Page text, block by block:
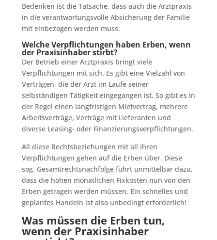
Bedenken ist die Tatsache, dass auch die Arztpraxis
in die verantwortungsvolle Absicherung der Familie
mit einbezogen werden muss.
Welche Verpflichtungen haben Erben, wenn
der Praxisinhaber stirbt?
Der Betrieb einer Arztpraxis bringt viele
Verpflichtungen mit sich. Es gibt eine Vielzahl von
Verträgen, die der Arzt im Laufe seiner
selbständigen Tätigkeit eingegangen ist. So gibt es in
der Regel einen langfristigen Mietvertrag, mehrere
Arbeitsverträge, Verträge mit Lieferanten und
diverse Leasing- oder Finanzierungsverpflichtungen.
All diese Rechtsbeziehungen mit all ihren
Verpflichtungen gehen auf die Erben über. Diese
sog. Gesamtrechtsnachfolge führt unmittelbar dazu,
dass die hohen monatlichen Fixkosten nun von den
Erben getragen werden müssen. Ein schnelles und
geplantes Handeln ist also unbedingt erforderlich!
Was müssen die Erben tun,
wenn der Praxisinhaber